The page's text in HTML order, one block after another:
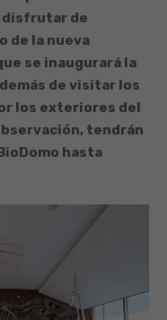
disfrutar de
de la nueva
se inaugurará la
de visitar los
los exteriores del
tendrán
hasta